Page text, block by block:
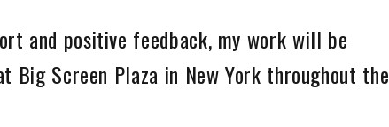
and positive feedback, my work will be
Big Screen Plaza in New York throughout the